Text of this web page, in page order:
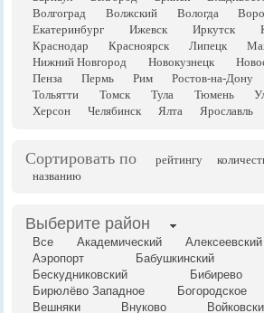
Волгоград
Волжский Вологда
Екатеринбург
Ижевск Иркутск
Краснодар
Красноярск Липецк
Нижний Новгород
Новокузнецк
Пенза
Пермь Рим Ростов-на-Дону
Тольятти
Томск Тула Тюмень
Херсон
Челябинск Ялта Ярославль
Сортировать по рейтингу
названию
Выберите район
Все Академический Алексеевский
Аэропорт
Бабушкинский
Бескудниковский
Бибирево
Бирюлёво Западное
Богородское
Вешняки
Внуково